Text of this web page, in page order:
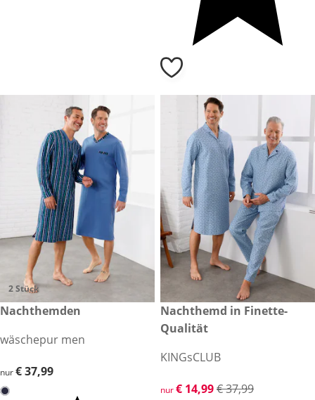
2 Stück
€ 37,99
Nachthemden
wäschepur men
€ 37,99
nur€ 37,99
reduzierter Preis € 14,99,
-60 %
Nachthemd in Finette-
Qualität
KINGsCLUB
reduzierter Preis € 14,99,
nur€ 14,99€ 37,99